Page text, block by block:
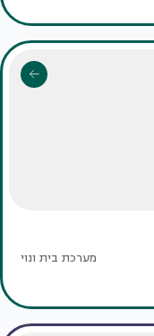
מערכת בית ונוי